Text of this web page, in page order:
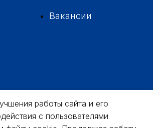
Вакансии
37-35
ул. 3-я Водопроводная, д. 5А, оф. № 311,
работы сайта и его
с пользователями